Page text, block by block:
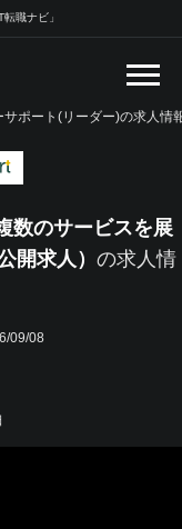
職ナビ」
サポート(リーダー)の求人情
数のサービスを展
開求人） の求人情
09/08